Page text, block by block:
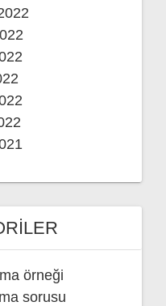
örneği
sorusu